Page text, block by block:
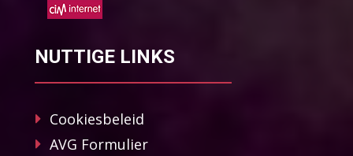
NUTTIGE LINKS
Cookiesbeleid
AVG Formulier